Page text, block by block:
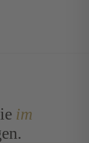
im